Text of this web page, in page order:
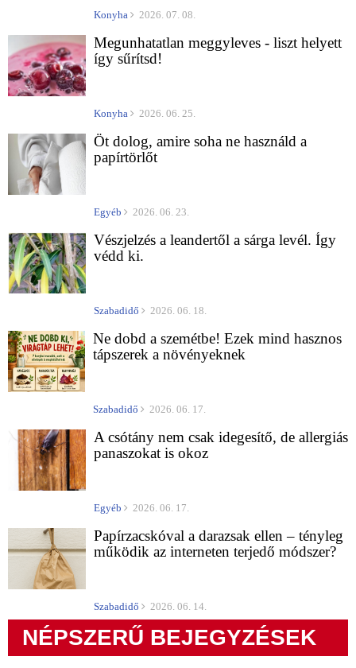
Konyha 2026. 07. 08.
Megunhatatlan meggyleves - liszt helyett
így sűrítsd!
Konyha 2026. 06. 25.
Öt dolog, amire soha ne használd a
papírtörlőt
Egyéb 2026. 06. 23.
Vészjelzés a leandertől a sárga levél. Így
védd ki.
Szabadidő 2026. 06. 18.
Ne dobd a szemétbe! Ezek mind hasznos
tápszerek a növényeknek
Szabadidő 2026. 06. 17.
A csótány nem csak idegesítő, de allergiás
panaszokat is okoz
Egyéb 2026. 06. 17.
Papírzacskóval a darazsak ellen – tényleg
működik az interneten terjedő módszer?
Szabadidő 2026. 06. 14.
NÉPSZERŰ BEJEGYZÉSEK